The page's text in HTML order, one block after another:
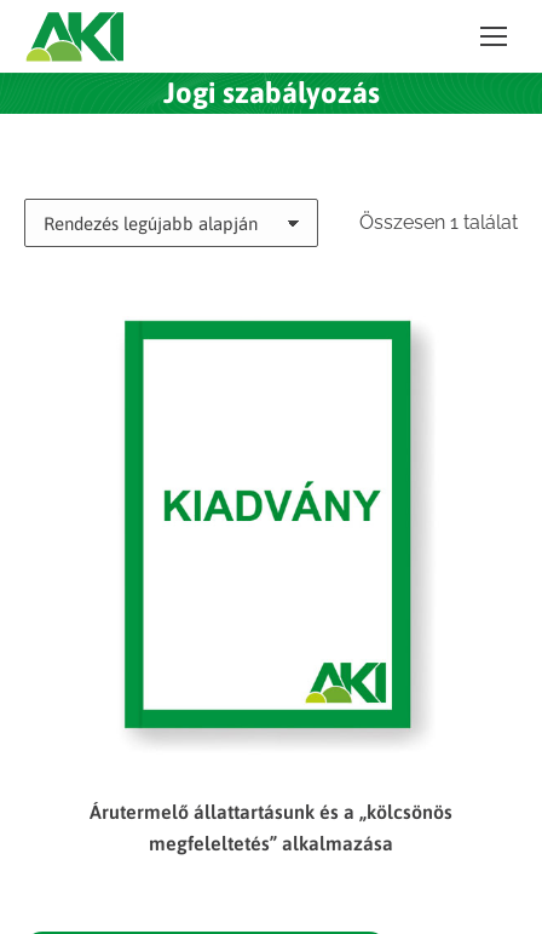
Jogi szabályozás
Összesen 1 találat
Árutermelő állattartásunk és a „kölcsönös
megfeleltetés” alkalmazása